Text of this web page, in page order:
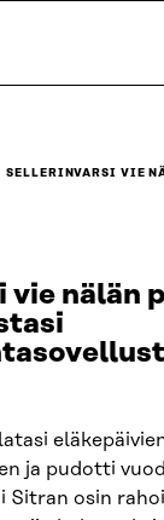
SELLERINVARSI VIE
nälän
ja pudotti
Sitran osin